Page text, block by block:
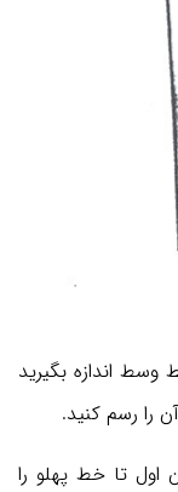
خط وسط اندازه بگیرید
تا خط پهلو را